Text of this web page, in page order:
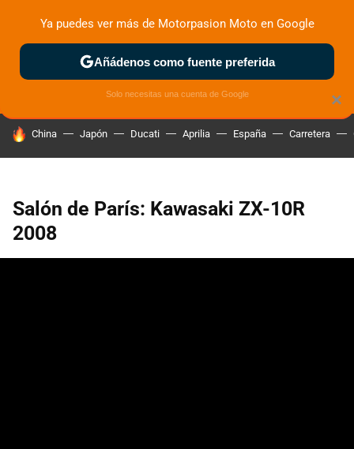
ZONA DE PRUEBAS DEPORTIVAS MOTOS ELÉCTRICAS
HOY SE HABLA DE
China Japón Ducati Aprilia España Carretera
Salón de París: Kawasaki ZX-10R
2008
×
Ya puedes ver más de Motorpasion Moto en Google
Añádenos como fuente preferida
Solo necesitas una cuenta de Google